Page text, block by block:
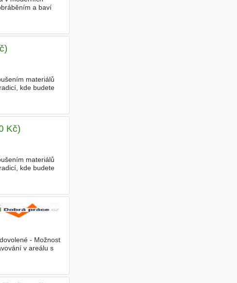
a baví
materiálů
kde budete
Kč)
materiálů
kde budete
- Možnost
v areálu s